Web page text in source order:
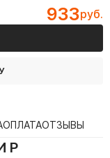
933руб.
ОПЛАТАОТЗЫВЫ
P